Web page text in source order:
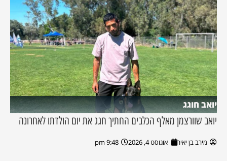
יואב חוגג
יואב שוורצמן מאלף הכלבים החתיך חגג את יום הולדתו לאחרונה
מירב בן יאיר אוגוסט 4, 2026 9:48 pm